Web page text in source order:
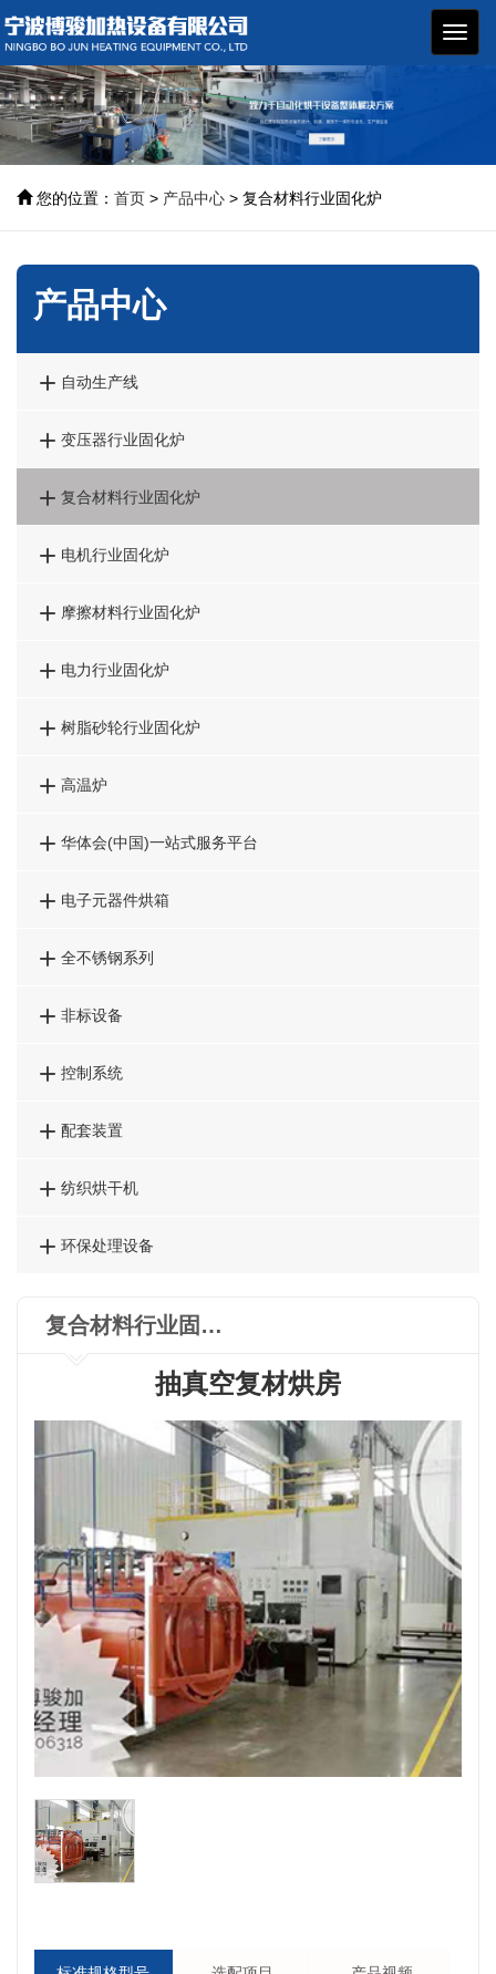
博骏
加热
您的位置： 首页 > 产品中心 > 复合材料行业固化炉
产品中心
 自动生产线
 变压器行业固化炉
 复合材料行业固化炉
 电机行业固化炉
 摩擦材料行业固化炉
 电力行业固化炉
 树脂砂轮行业固化炉
 高温炉
 华体会(中国)一站式服务平台
 电子元器件烘箱
 全不锈钢系列
 非标设备
 控制系统
 配套装置
 纺织烘干机
 环保处理设备
复合材料行业固化炉
抽真空复材烘房